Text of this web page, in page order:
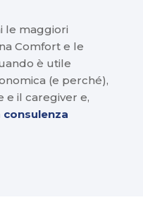
le maggiori
Comfort e le
è utile
(e perché),
e il caregiver e,
consulenza